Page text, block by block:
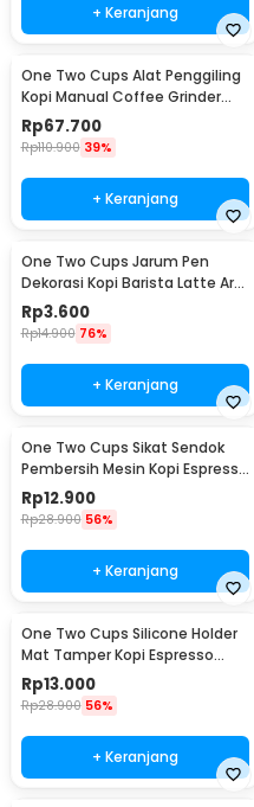
+ Keranjang
One Two Cups Alat Penggiling
Kopi Manual Coffee Grinder
Adjustable - CF4146
Rp67.700
Rp110.900 39%
+ Keranjang
One Two Cups Jarum Pen
Dekorasi Kopi Barista Latte Art
Needle 13cm - F3F27
Rp3.600
Rp14.900 76%
+ Keranjang
One Two Cups Sikat Sendok
Pembersih Mesin Kopi Espresso
2in1 - 8809
Rp12.900
Rp28.900 56%
+ Keranjang
One Two Cups Silicone Holder
Mat Tamper Kopi Espresso
Barista - 0310
Rp13.000
Rp28.900 56%
+ Keranjang